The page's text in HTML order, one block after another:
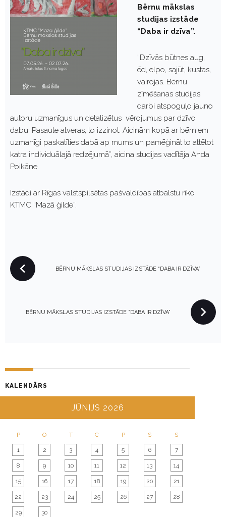
Bērnu mākslas
studijas izstāde
“Daba ir dzīva”.
“Dzīvās būtnes aug,
ēd, elpo, sajūt, kustas,
vairojas. Bērnu
zīmēšanas studijas
darbi atspoguļo jauno
autoru uzmanīgus un detalizētus vērojumus par dzīvo
dabu. Pasaule atveras, to izzinot. Aicinām kopā ar bērniem
uzmanīgi paskatīties dabā ap mums un pamēģināt to attēlot
katra individuālajā redzējumā”, aicina studijas vadītāja Anda
Poikāne.
Izstādi ar Rīgas valstspilsētas pašvaldības atbalstu rīko
KTMC “Mazā ģilde”.
P
O
G
A
T
O
N
BĒRNU MĀKSLAS STUDIJAS IZSTĀDE “DABA IR DZĪVA”
BĒRNU MĀKSLAS STUDIJAS IZSTĀDE “DABA IR DZĪVA”
KALENDĀRS
JŪNIJS 2026
P O T C P S S
1 2 3 4 5 6 7
8 9 10 11 12 13 14
15 16 17 18 19 20 21
22 23 24 25 26 27 28
29 30